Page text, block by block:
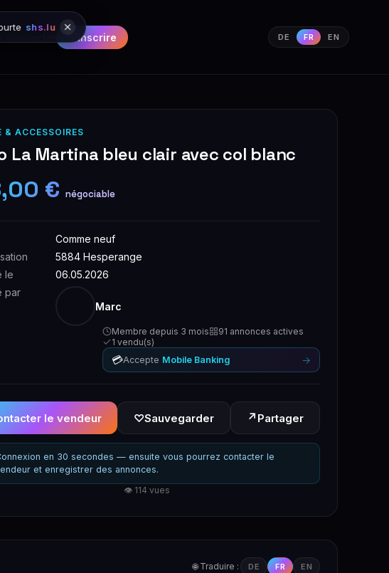
S'inscrire DE FR EN
shs.lu
& ACCESSOIRES
La Martina bleu clair avec col blanc
€ négociable
Comme neuf
5884 Hesperange
le
06.05.2026
par
Marc
Membre depuis 3 mois
91 annonces actives
1 vendu(s)
💳Accepte Mobile Banking →
le vendeur ♡Sauvegarder ↗ Partager
en 30 secondes — ensuite vous pourrez contacter le
et enregistrer des annonces.
👁 114 vues
🌐 Traduire : DE FR EN